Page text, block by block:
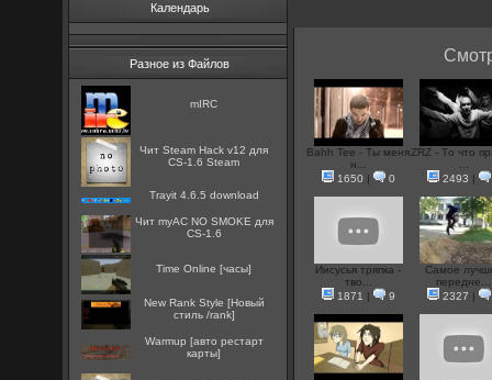
Календарь
Разное из Файлов
mIRC
Чит Steam Hack v12 для
CS-1.6 Steam
Trayit 4.6.5 download
Чит myAC NO SMOKE для
CS-1.6
Time Online [часы]
New Rank Style [Новый
стиль /rank]
Warmup [авто рестарт
карты]
Bahh Tee - Ты меня
н...
1650 | 0
ZRZ - Tо что
2493 |
Иисусья тряпка -
тво...
1871 | 9
Самое
передне...
2327 |